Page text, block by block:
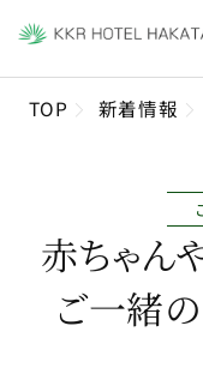
TOP 新着情報
赤ちゃん
ご一緒